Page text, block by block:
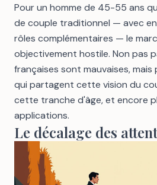
Pour un homme de 45-55 ans
de couple traditionnel — avec
rôles complémentaires — le
objectivement hostile. Non pas
françaises sont mauvaises, mais
qui partagent cette vision du
cette tranche d'âge, et encore
applications.
Le décalage des